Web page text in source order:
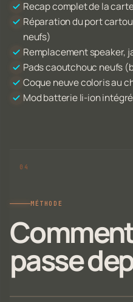
Recap complet de la
Réparation du port
neufs)
Remplacement speaker,
Pads caoutchouc neufs
Coque neuve coloris au
Mod batterie li-ion
MÉTHODE
passe